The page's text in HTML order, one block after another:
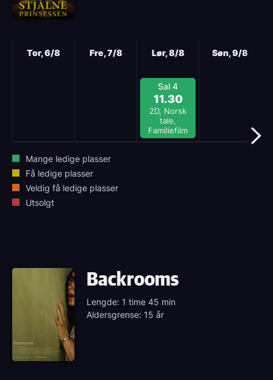
Tor, 6/8 Fre, 7/8 Lør, 8/8
Sal 4
11.30
2D, Norsk
tale,
Familiefilm
Søn, 9/8
Mange ledige plasser
Få ledige plasser
Veldig få ledige plasser
Utsolgt
Backrooms
Lengde: 1 time 45 min
Aldersgrense: 15 år